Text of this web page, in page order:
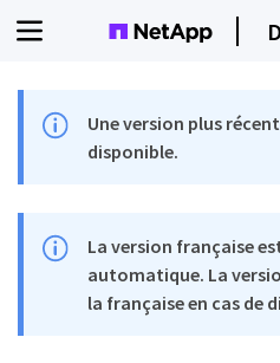
Une version plus
disponible.
La version française
automatique. La
la française en cas de